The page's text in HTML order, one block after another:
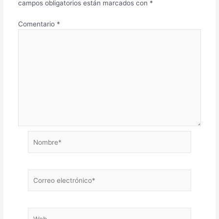
campos obligatorios están marcados con *
Comentario *
electrónico*